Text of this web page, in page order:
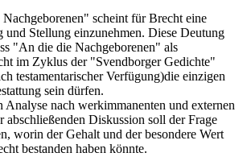
scheint für Brecht eine
und Stellung einzunehmen. Diese Deutung
"An die die Nachgeborenen" als
im Zyklus der "Svendborger Gedichte"
testamentarischer Verfügung)die einzigen
sein dürfen.
Analyse nach werkimmanenten und externen
abschließenden Diskussion soll der Frage
worin der Gehalt und der besondere Wert
bestanden haben könnte.